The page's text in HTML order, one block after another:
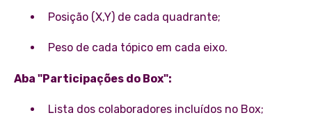
Posição (X,Y) de cada quadrante;
Peso de cada tópico em cada eixo.
Aba "Participações do Box":
Lista dos colaboradores incluídos no Box;